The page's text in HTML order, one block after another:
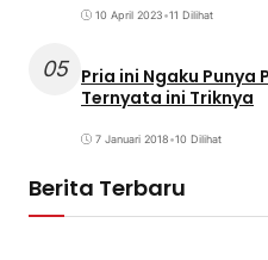
10 April 2023•11 Dilihat
05 Pria ini Ngaku Punya
Ternyata ini Triknya
7 Januari 2018•10 Dilihat
Berita Terbaru